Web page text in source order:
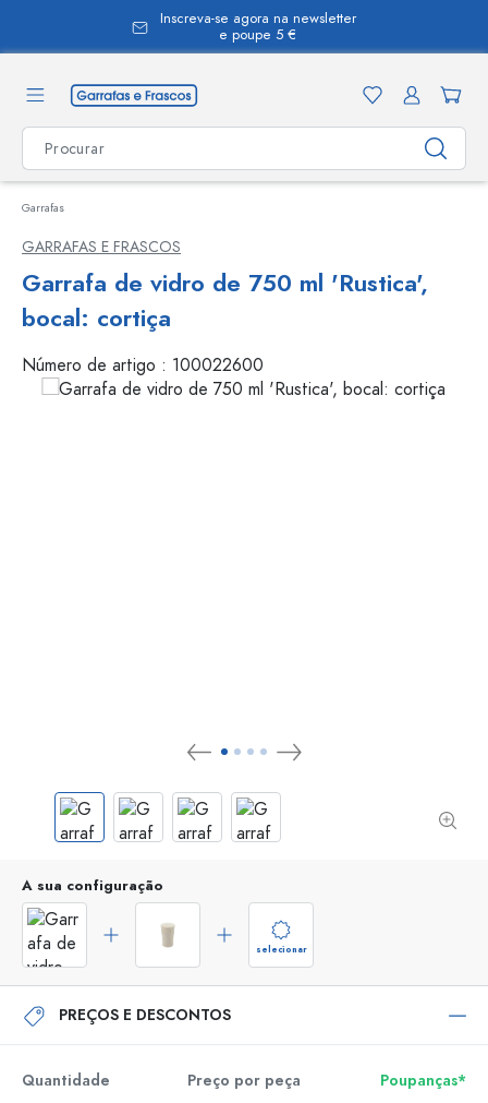
Inscreva-se agora na newsletter
e poupe 5 €
Garrafas
GARRAFAS E FRASCOS
Garrafa de vidro de 750 ml 'Rustica',
bocal: cortiça
Número de artigo : 100022600
A sua configuração
selecionar
PREÇOS E DESCONTOS
Quantidade Preço por peça
Poupanças*